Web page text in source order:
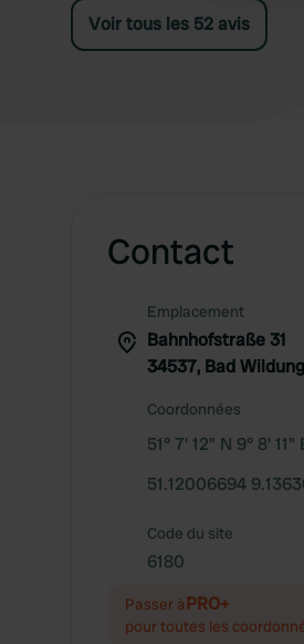
Voir tous les 52 avis
Contact
Emplacement
Bahnhofstraße 31
34537, Bad
Coordonnées
51° 7' 12" N 9° 8' 11"
51.12006694
Code du site
6180
Passer àPRO+
pour toutes les